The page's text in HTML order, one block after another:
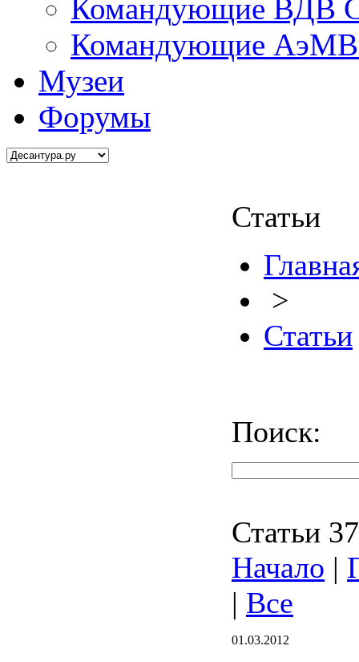
Командующие ВДВ
Командующие АэМВ
Музеи
Форумы
Статьи
>
Статьи
Поиск:
Статьи
Начало |
| Все
01.03.2012